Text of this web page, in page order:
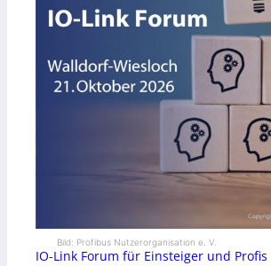
Bild: Profibus Nutzerorganisation e. V.
IO-Link Forum für Einsteiger und Profis